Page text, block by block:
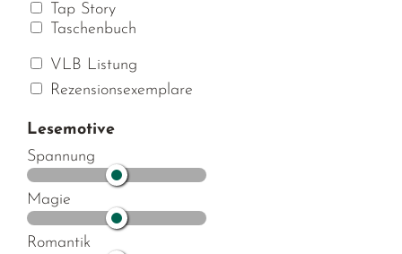
Tap Story
Taschenbuch
VLB Listung
Rezensionsexemplare
Lesemotive
Spannung
Magie
Romantik